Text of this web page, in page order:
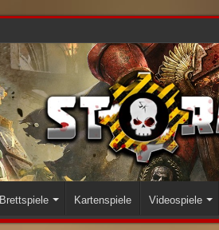
Brettspiele Kartenspiele Videospiele